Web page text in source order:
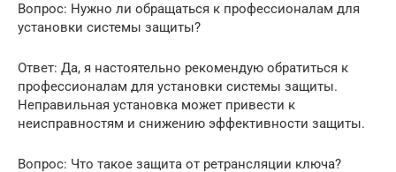
Вопрос: Нужно ли обращаться к профессионалам для
установки системы защиты?
Ответ: Да, я настоятельно рекомендую обратиться к
профессионалам для установки системы защиты.
Неправильная установка может привести к
неисправностям и снижению эффективности защиты.
Вопрос: Что такое защита от ретрансляции ключа?